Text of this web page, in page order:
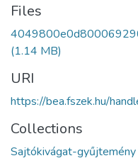
Files
(1.14 MB)
URI
https://bea.fszek.hu/
Collections
Sajtókivágat-gyűjtemény